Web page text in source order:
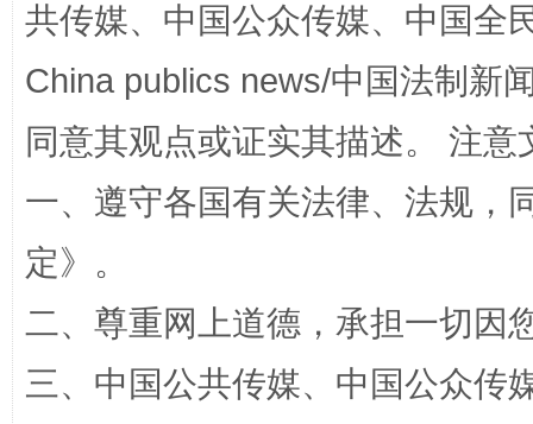
共传媒、中国公众传媒、中国全
China publics news/中国法制新
同意其观点或证实其描述。 注
一、遵守各国有关法律、法规，
定》。
二、尊重网上道德，承担一切因
三、中国公共传媒、中国公众传